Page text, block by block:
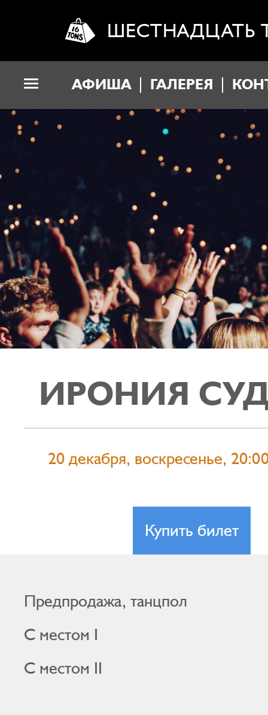
ШЕСТНАДЦАТЬ
АФИША ГАЛЕРЕЯ
ИРОНИЯ
20 декабря, воскресенье,
Купить билет
Предпродажа, танцпол
С местом I
С местом II